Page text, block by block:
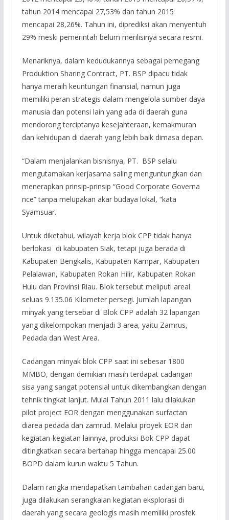
tahun 2014 mencapai 27,53% dan tahun 2015
mencapai 28,26%. Tahun ini, diprediksi akan menyentuh
29% meski pemerintah belum merilisinya secara resmi.
Menariknya, dalam kedudukannya sebagai pemegang
Produktion Sharing Contract, PT. BSP dipacu tidak
hanya meraih keuntungan finansial, namun juga
memiliki peran strategis dalam mengelola sumber daya
manusia dan potensi lain yang ada di daerah guna
mendorong terciptanya kesejahteraan, kemakmuran
dan kehidupan di daerah yang lebih baik dimasa depan.
“Dalam menjalankan bisnisnya, PT. BSP selalu
mengutamakan kerjasama saling menguntungkan dan
menerapkan prinsip-prinsip “Good Corporate Governa
nce” tanpa melupakan akar budaya lokal, “kata
Syamsuar.
Untuk diketahui, wilayah kerja blok CPP tidak hanya
berlokasi di kabupaten Siak, tetapi juga berada di
Kabupaten Bengkalis, Kabupaten Kampar, Kabupaten
Pelalawan, Kabupaten Rokan Hilir, Kabupaten Rokan
Hulu dan Provinsi Riau. Blok tersebut meliputi areal
seluas 9.135.06 Kilometer persegi. Jumlah lapangan
minyak yang tersebar di Blok CPP adalah 32 lapangan
yang dikelompokan menjadi 3 area, yaitu Zamrus,
Pedada dan West Area.
Cadangan minyak blok CPP saat ini sebesar 1800
MMBO, dengan demikian masih terdapat cadangan
sisa yang sangat potensial untuk dikembangkan dengan
tehnik tingkat lanjut. Mulai Tahun 2011 lalu dilakukan
pilot project EOR dengan menggunakan surfactan
diarea pedada dan zamrud. Melalui proyek EOR dan
kegiatan-kegiatan lainnya, produksi Bok CPP dapat
ditingkatkan secara bertahap hingga mencapai 25.00
BOPD dalam kurun waktu 5 Tahun.
Dalam rangka mendapatkan tambahan cadangan baru,
juga dilakukan serangkaian kegiatan eksplorasi di
daerah yang secara geologis masih memiliki prosfek.